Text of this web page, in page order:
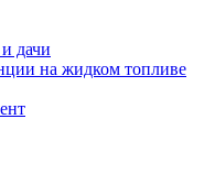
дачи
на жидком топливе